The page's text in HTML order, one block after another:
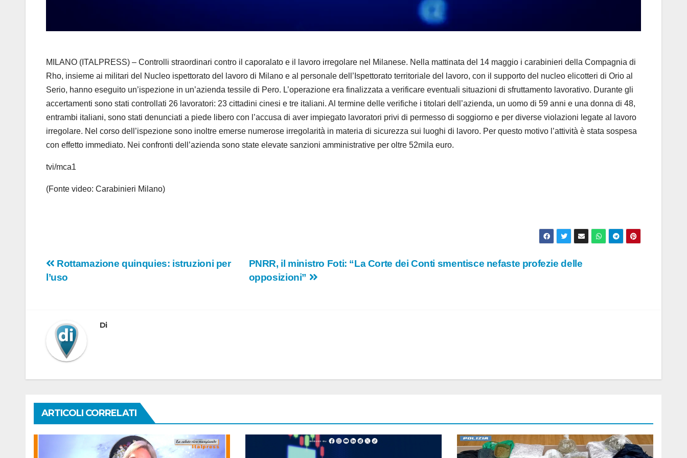
e
o
MILANO (ITALPRESS) – Controlli straordinari contro il caporalato e il lavoro irregolare nel Milanese. Nella mattinata del 14 maggio i carabinieri della Compagnia di
Rho, insieme ai militari del Nucleo ispettorato del lavoro di Milano e al personale dell’Ispettorato territoriale del lavoro, con il supporto del nucleo elicotteri di Orio al
Serio, hanno eseguito un’ispezione in un’azienda tessile di Pero. L’operazione era finalizzata a verificare eventuali situazioni di sfruttamento lavorativo. Durante gli
accertamenti sono stati controllati 26 lavoratori: 23 cittadini cinesi e tre italiani. Al termine delle verifiche i titolari dell’azienda, un uomo di 59 anni e una donna di 48,
entrambi italiani, sono stati denunciati a piede libero con l’accusa di aver impiegato lavoratori privi di permesso di soggiorno e per diverse violazioni legate al lavoro
irregolare. Nel corso dell’ispezione sono inoltre emerse numerose irregolarità in materia di sicurezza sui luoghi di lavoro. Per questo motivo l’attività è stata sospesa
con effetto immediato. Nei confronti dell’azienda sono state elevate sanzioni amministrative per oltre 52mila euro.
tvi/mca1
(Fonte video: Carabinieri Milano)
Navigazione
PNRR, il ministro Foti: “La Corte dei Conti smentisce nefaste profezie delle
opposizioni”
Rottamazione quinquies: istruzioni per
l’uso
Di
ARTICOLI CORRELATI